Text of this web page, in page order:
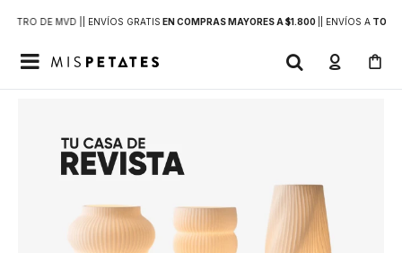
DE MVD | | ENVÍOS GRATIS EN COMPRAS MAYORES A $1.800 | ENVÍOS ATODO
